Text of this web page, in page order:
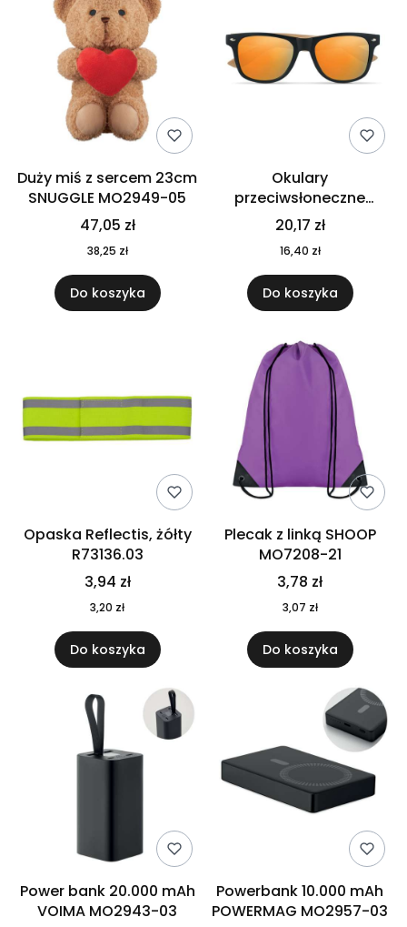
Duży miś z sercem 23cm
SNUGGLE MO2949-05
47,05 zł
38,25 zł
Do koszyka
Okulary
przeciwsłoneczne
CALIFORNIA TOUCH
MO9617-10
20,17 zł
16,40 zł
Do koszyka
Opaska Reflectis, żółty
R73136.03
3,94 zł
3,20 zł
Do koszyka
Plecak z linką SHOOP
MO7208-21
3,78 zł
3,07 zł
Do koszyka
Power bank 20.000 mAh
VOIMA MO2943-03
Powerbank 10.000 mAh
POWERMAG MO2957-03